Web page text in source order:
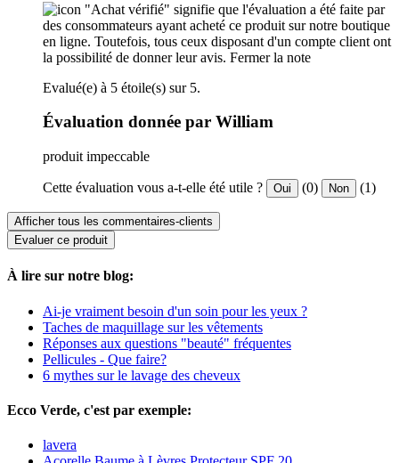
"Achat vérifié" signifie que l'évaluation a été faite par
des consommateurs ayant acheté ce produit sur notre boutique
en ligne. Toutefois, tous ceux disposant d'un compte client ont
la possibilité de donner leur avis. Fermer la note
Evalué(e) à 5 étoile(s) sur 5.
Évaluation donnée par William
produit impeccable
Cette évaluation vous a-t-elle été utile ? Oui (0) Non (1)
Afficher tous les commentaires-clients
Evaluer ce produit
À lire sur notre blog:
Ai-je vraiment besoin d'un soin pour les yeux ?
Taches de maquillage sur les vêtements
Réponses aux questions "beauté" fréquentes
Pellicules - Que faire?
6 mythes sur le lavage des cheveux
Ecco Verde, c'est par exemple:
lavera